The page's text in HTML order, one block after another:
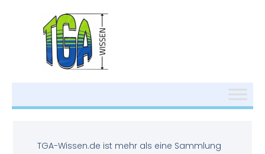
TGA-Wissen.de ist mehr als eine Sammlung